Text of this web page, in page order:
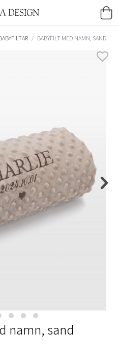
/ BABYFILT MED NAMN, SAND
namn, sand